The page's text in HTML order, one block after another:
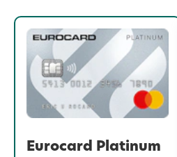
Eurocard Platinum